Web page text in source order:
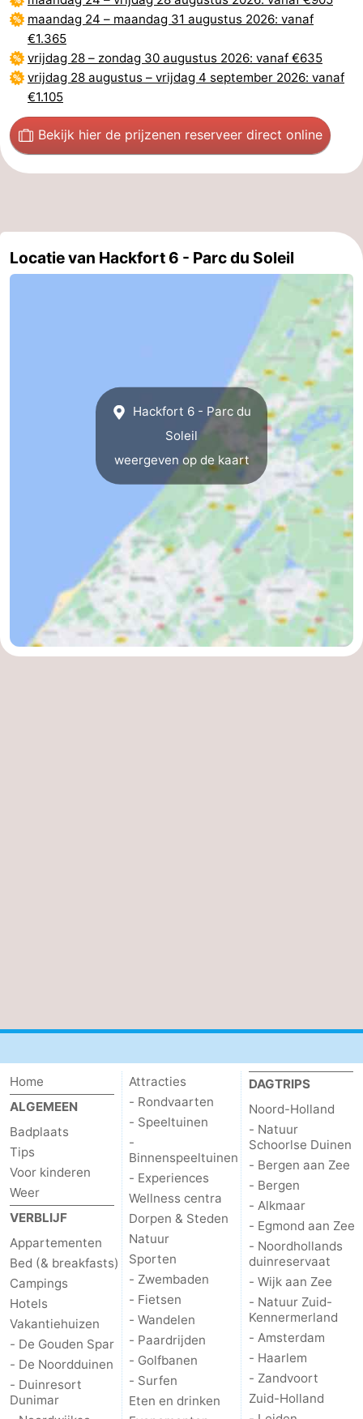
maandag 24 – maandag 31 augustus 2026: vanaf
€1.365
vrijdag 28 – zondag 30 augustus 2026: vanaf €635
vrijdag 28 augustus – vrijdag 4 september 2026: vanaf
€1.105
Bekijk hier de prijzenen reserveer direct online
Locatie van Hackfort 6 - Parc du Soleil
Hackfort 6 - Parc du
Soleil
weergeven op de kaart
Home
ALGEMEEN
Badplaats
Tips
Voor kinderen
Weer
VERBLIJF
Appartementen
Bed (& breakfasts)
Campings
Hotels
Vakantiehuizen
- De Gouden Spar
- De Noordduinen
- Duinresort
Dunimar
Attracties
- Rondvaarten
- Speeltuinen
-
Binnenspeeltuinen
- Experiences
Wellness centra
Dorpen & Steden
Natuur
Sporten
- Zwembaden
- Fietsen
- Wandelen
- Paardrijden
- Golfbanen
- Surfen
Eten en drinken
DAGTRIPS
Noord-Holland
- Natuur
Schoorlse Duinen
- Bergen aan Zee
- Bergen
- Alkmaar
- Egmond aan Zee
- Noordhollands
duinreservaat
- Wijk aan Zee
- Natuur Zuid-
Kennermerland
- Amsterdam
- Haarlem
- Zandvoort
Zuid-Holland